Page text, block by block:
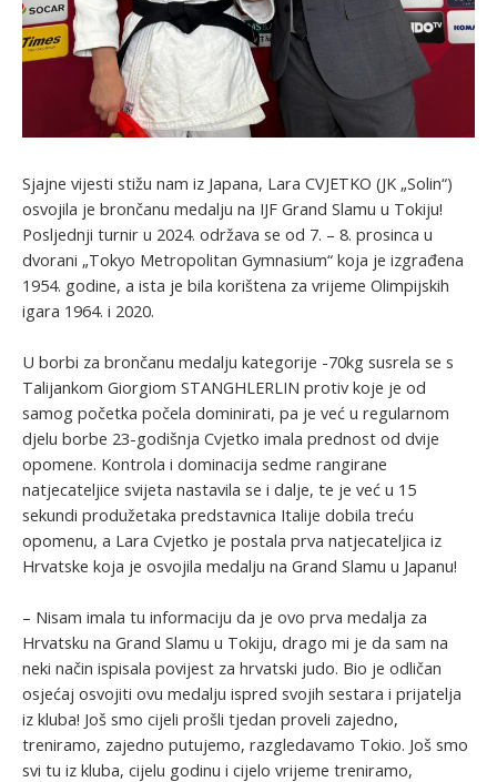
Sjajne vijesti stižu nam iz Japana, Lara CVJETKO (JK „Solin“)
osvojila je brončanu medalju na IJF Grand Slamu u Tokiju!
Posljednji turnir u 2024. održava se od 7. – 8. prosinca u
dvorani „Tokyo Metropolitan Gymnasium“ koja je izgrađena
1954. godine, a ista je bila korištena za vrijeme Olimpijskih
igara 1964. i 2020.
U borbi za brončanu medalju kategorije -70kg susrela se s
Talijankom Giorgiom STANGHLERLIN protiv koje je od
samog početka počela dominirati, pa je već u regularnom
djelu borbe 23-godišnja Cvjetko imala prednost od dvije
opomene. Kontrola i dominacija sedme rangirane
natjecateljice svijeta nastavila se i dalje, te je već u 15
sekundi produžetaka predstavnica Italije dobila treću
opomenu, a Lara Cvjetko je postala prva natjecateljica iz
Hrvatske koja je osvojila medalju na Grand Slamu u Japanu!
– Nisam imala tu informaciju da je ovo prva medalja za
Hrvatsku na Grand Slamu u Tokiju, drago mi je da sam na
neki način ispisala povijest za hrvatski judo. Bio je odličan
osjećaj osvojiti ovu medalju ispred svojih sestara i prijatelja
iz kluba! Još smo cijeli prošli tjedan proveli zajedno,
treniramo, zajedno putujemo, razgledavamo Tokio. Još smo
svi tu iz kluba, cijelu godinu i cijelo vrijeme treniramo,